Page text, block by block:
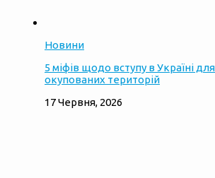
Новини
5 міфів щодо вступу в Україні
окупованих територій
17 Червня, 2026